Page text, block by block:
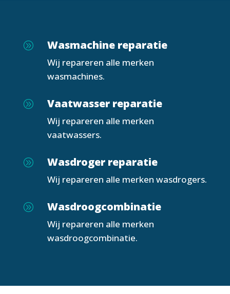
A Wasmachine reparatie
Wij repareren alle merken
wasmachines.
A Vaatwasser reparatie
Wij repareren alle merken
vaatwassers.
A Wasdroger reparatie
Wij repareren alle merken wasdrogers.
A Wasdroogcombinatie
Wij repareren alle merken
wasdroogcombinatie.